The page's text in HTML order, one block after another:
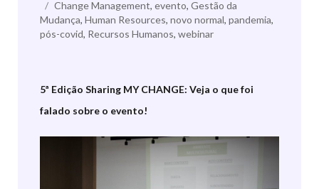
a
Etiquetas
Change Management, evento, Gestão da
Mudança, Human Resources, novo normal, pandemia,
pós-covid, Recursos Humanos, webinar
5ª Edição Sharing MY CHANGE: Veja o que foi
falado sobre o evento!